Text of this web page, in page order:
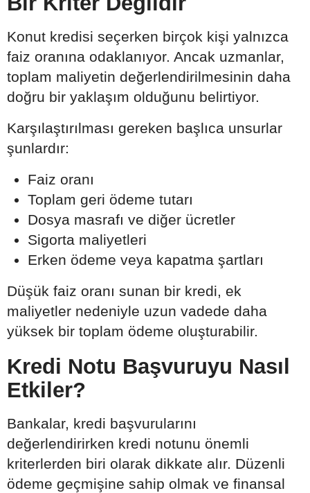
Konut kredisi seçerken birçok kişi yalnızca
faiz oranına odaklanıyor. Ancak uzmanlar,
toplam maliyetin değerlendirilmesinin daha
doğru bir yaklaşım olduğunu belirtiyor.
Karşılaştırılması gereken başlıca unsurlar
şunlardır:
Faiz oranı
Toplam geri ödeme tutarı
Dosya masrafı ve diğer ücretler
Sigorta maliyetleri
Erken ödeme veya kapatma şartları
Düşük faiz oranı sunan bir kredi, ek
maliyetler nedeniyle uzun vadede daha
yüksek bir toplam ödeme oluşturabilir.
Kredi Notu Başvuruyu Nasıl
Etkiler?
Bankalar, kredi başvurularını
değerlendirirken kredi notunu önemli
kriterlerden biri olarak dikkate alır. Düzenli
ödeme geçmişine sahip olmak ve finansal